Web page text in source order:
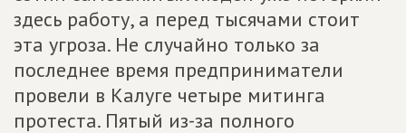
здесь работу, а перед тысячами стоит
эта угроза. Не случайно только за
последнее время предприниматели
провели в Калуге четыре митинга
протеста. Пятый из-за полного